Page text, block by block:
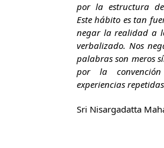
por la estructura
Este hábito es tan
negar la realidad a
verbalizado. Nos
palabras son meros
por la
experiencias
Sri Nisargadatta